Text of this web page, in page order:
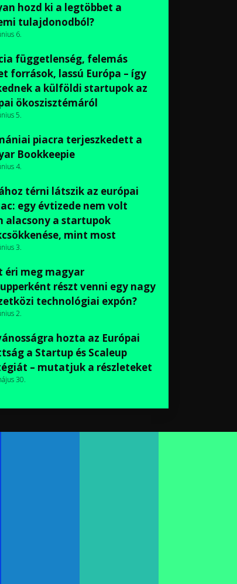
hozd ki a legtöbbet a
tulajdonodból?
6.
függetlenség, felemás
források, lassú Európa – így
a külföldi startupok az
ökoszisztémáról
5.
piacra terjeszkedett a
Bookkeepie
4.
térni látszik az európai
egy évtizede nem volt
alacsony a startupok
mint most
3.
éri meg magyar
részt venni egy nagy
technológiai expón?
2.
hozta az Európai
a Startup és Scaleup
– mutatjuk a részleteket
30.